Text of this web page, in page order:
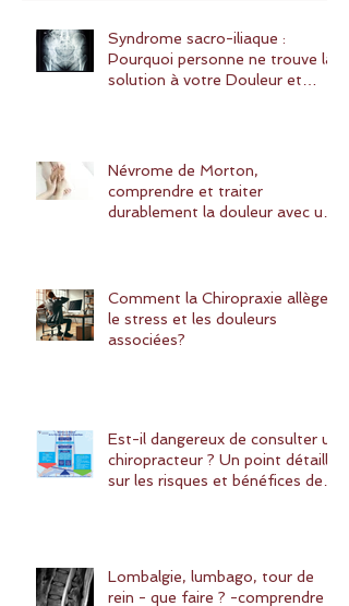
Syndrome sacro-iliaque :
Pourquoi personne ne trouve la
solution à votre Douleur et
Névrome de Morton,
comprendre et traiter
durablement la douleur avec une
Comment la Chiropraxie allège
le stress et les douleurs
associées?
Est-il dangereux de consulter un
chiropracteur ? Un point détaillé
sur les risques et bénéfices de la
Lombalgie, lumbago, tour de
rein - que faire ? -comprendre